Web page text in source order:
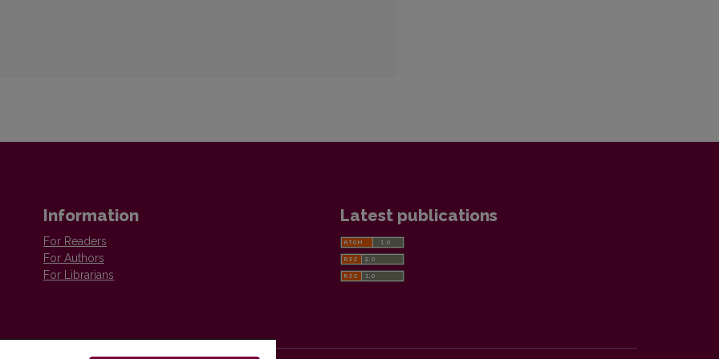
Information
For Readers
For Authors
For Librarians
Latest publications